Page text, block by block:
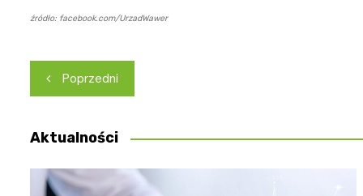
źródło: facebook.com/UrzadWawer
Nawigacja
wpisu
Poprzedni
Aktualności